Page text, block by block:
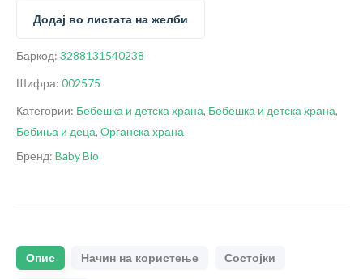
Додај во листата на желби
Баркод: 3288131540238
Шифра: 002575
Категории: Бебешка и детска храна, Бебешка и детска храна,
Бебиња и деца, Органска храна
Бренд: Baby Bio
Опис Начин на користење Состојки